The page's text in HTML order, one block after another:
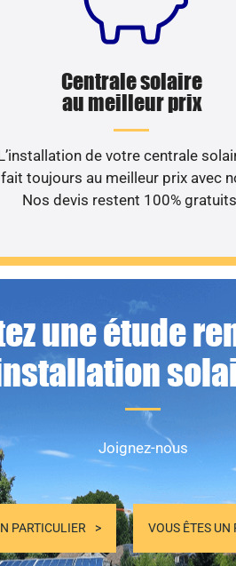
Centrale solaire
au meilleur prix
de votre centrale
fait toujours au meilleur prix avec
Nos devis restent 100%
une étude
Joignez-nous
PARTICULIER VOUS ÊTES